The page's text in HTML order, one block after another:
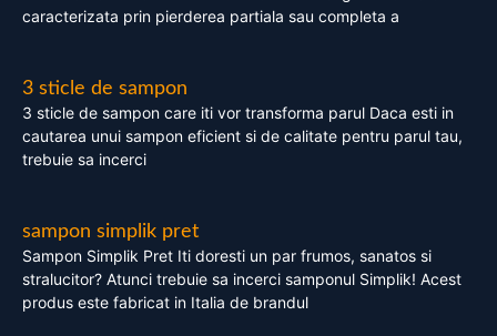
caracterizata prin pierderea partiala sau completa a
3 sticle de sampon
3 sticle de sampon care iti vor transforma parul Daca esti in
cautarea unui sampon eficient si de calitate pentru parul tau,
trebuie sa incerci
sampon simplik pret
Sampon Simplik Pret Iti doresti un par frumos, sanatos si
stralucitor? Atunci trebuie sa incerci samponul Simplik! Acest
produs este fabricat in Italia de brandul